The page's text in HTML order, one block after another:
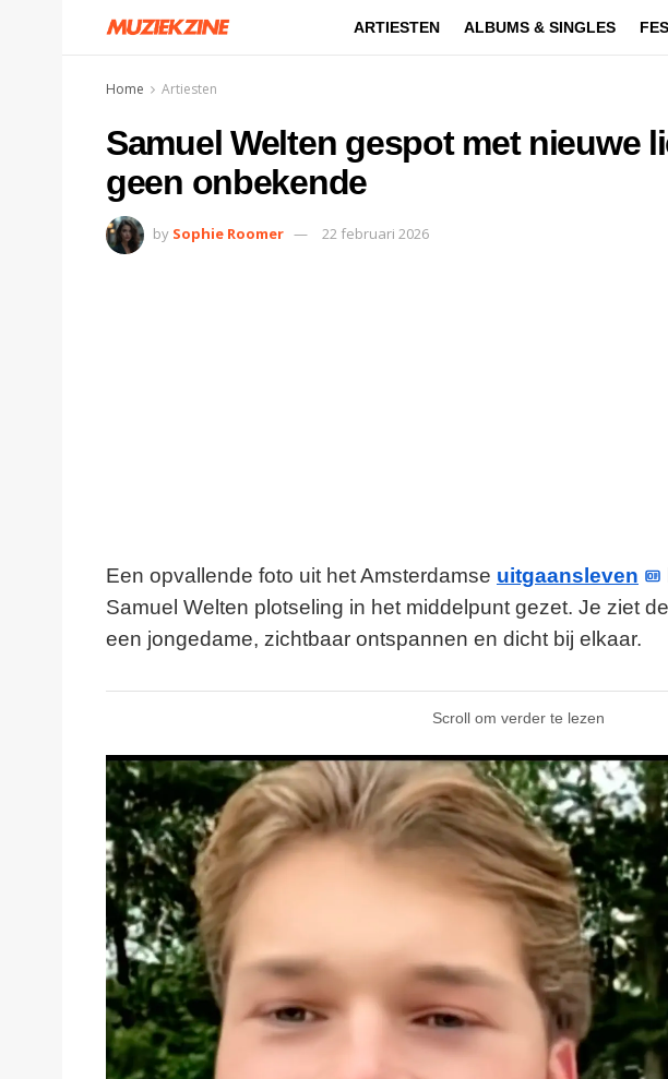
ARTIESTEN ALBUMS & SINGLES
Home Artiesten
Samuel Welten gespot met nieuwe
geen onbekende
by Sophie Roomer 22 februari 2026
Een opvallende foto uit het Amsterdamse uitgaansleven
Samuel Welten plotseling in het middelpunt gezet. Je ziet
een jongedame, zichtbaar ontspannen en dicht bij elkaar.
Scroll om verder te lezen